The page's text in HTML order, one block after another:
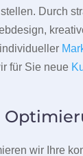
Durch
für Sie neue
wir Ihre